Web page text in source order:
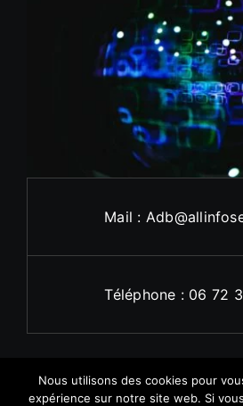
Mail :
Téléphone : 06 72
Nous utilisons des cookies pour
expérience sur notre site web. Si